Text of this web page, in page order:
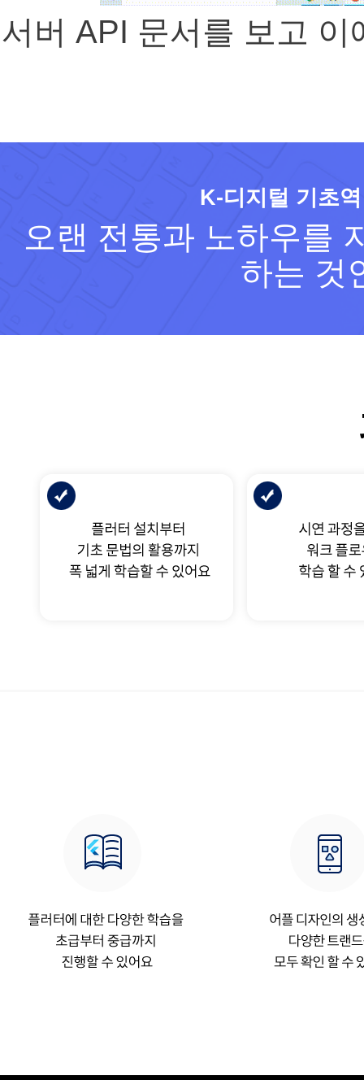
서버 API 문서를 보고
K-디지털 기초
오랜 전통과 노하우를
하는 것